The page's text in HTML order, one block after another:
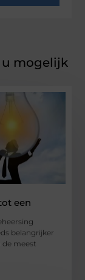
u mogelijk
een
belangrijker
de meest